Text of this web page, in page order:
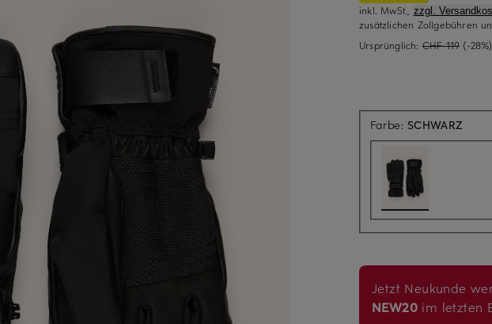
inkl. MwSt., zzgl.
zusätzlichen Zollgebühren
Ursprünglich: CHF 119 (-28%)
Farbe: SCHWARZ
Jetzt Neukunde
NEW20 im letzten